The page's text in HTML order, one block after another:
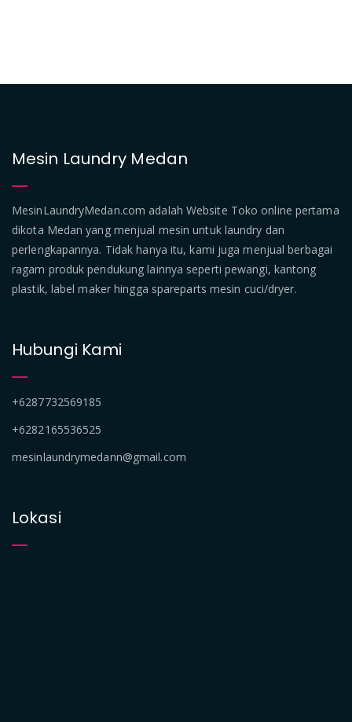
Mesin Laundry Medan
MesinLaundryMedan.com adalah Website Toko online pertama
dikota Medan yang menjual mesin untuk laundry dan
perlengkapannya. Tidak hanya itu, kami juga menjual berbagai
ragam produk pendukung lainnya seperti pewangi, kantong
plastik, label maker hingga spareparts mesin cuci/dryer.
Hubungi Kami
+6287732569185
+6282165536525
mesinlaundrymedann@gmail.com
Lokasi